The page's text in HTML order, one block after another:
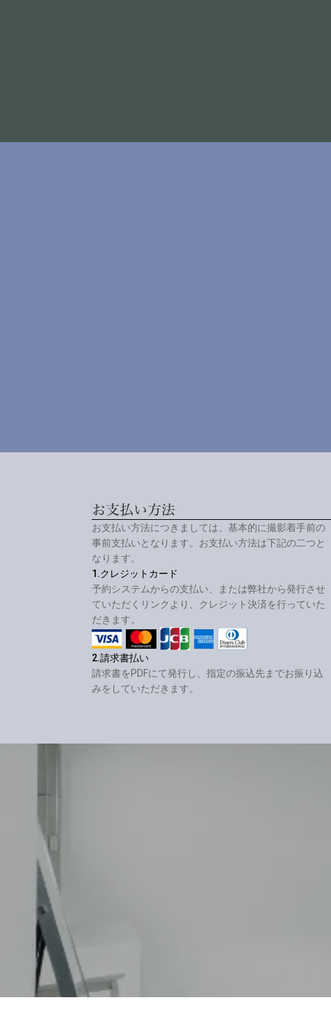
お支払い方法
お支払い方法につきましては、基本的に撮影着手前の
事前支払いとなります。お支払い方法は下記の二つと
なります。
1.クレジットカード
予約システムからの支払い、または弊社から発行させ
ていただくリンクより、クレジット決済を行っていた
だきます。
2.請求書払い
請求書をPDFにて発行し、指定の振込先までお振り込
みをしていただきます。